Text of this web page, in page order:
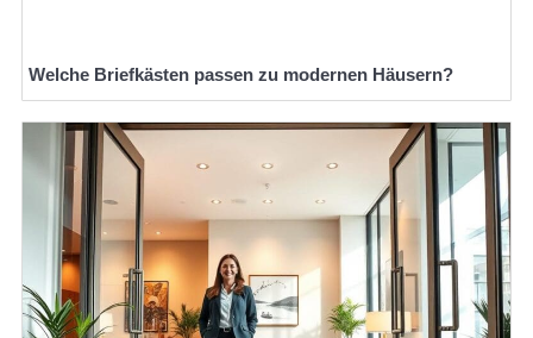
Welche Briefkästen passen zu modernen Häusern?